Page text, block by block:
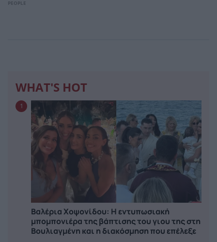
PEOPLE
WHAT'S HOT
1
Βαλέρια Χοψονίδου: Η εντυπωσιακή
μπομπονιέρα της βάπτισης του γιου της στη
Βουλιαγμένη και η διακόσμηση που επέλεξε